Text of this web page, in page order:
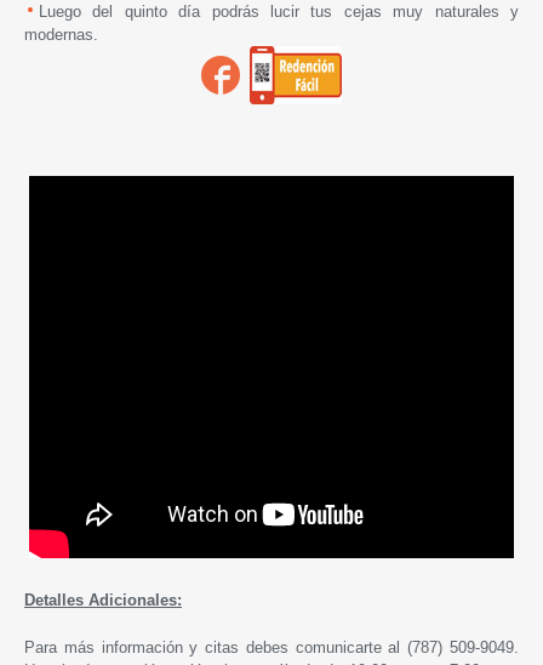
Luego del quinto día podrás lucir tus cejas muy naturales y
modernas.
Detalles Adicionales:
Para más información y citas debes comunicarte al (787) 509-9049.